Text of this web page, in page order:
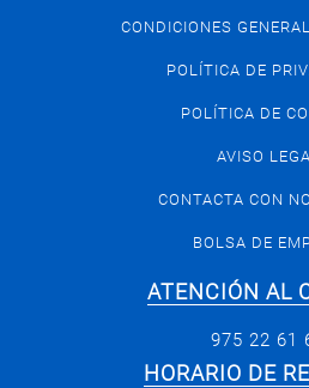
CONDICIONES
POLÍTICA DE
POLÍTICA DE
AVISO
CONTACTA CON
BOLSA DE
ATENCIÓN AL
975 22 61
HORARIO DE